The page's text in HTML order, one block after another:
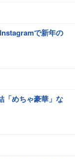
で新年の
「めちゃ豪華」な